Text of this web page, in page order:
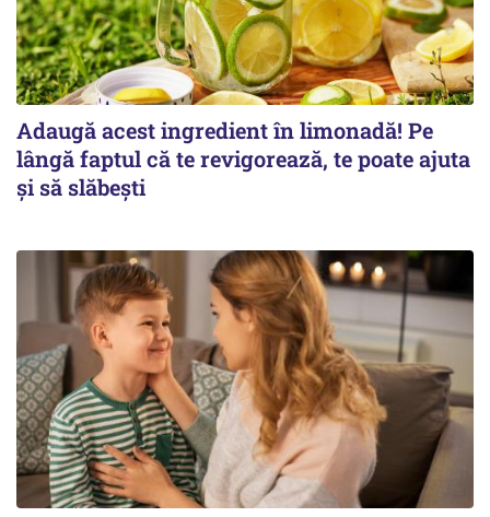
Adaugă acest ingredient în limonadă! Pe
lângă faptul că te revigorează, te poate ajuta
și să slăbești